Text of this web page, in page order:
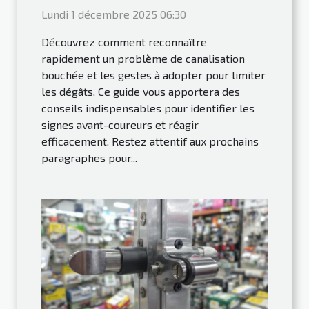
Lundi 1 décembre 2025 06:30
Découvrez comment reconnaître
rapidement un problème de canalisation
bouchée et les gestes à adopter pour limiter
les dégâts. Ce guide vous apportera des
conseils indispensables pour identifier les
signes avant-coureurs et réagir
efficacement. Restez attentif aux prochains
paragraphes pour...